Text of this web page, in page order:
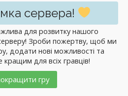
сервера!
для розвитку нашого
Зроби пожертву, щоб ми
додати нові можливості та
кращим для всіх гравців!
гру